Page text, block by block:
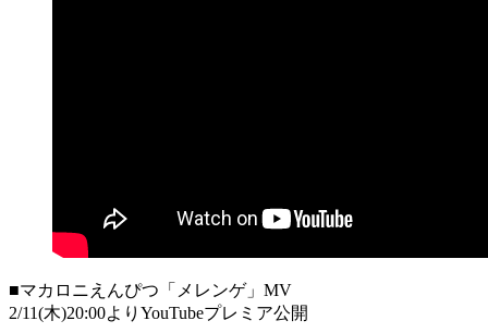
■マカロニえんぴつ「メレンゲ」MV
2/11(木)20:00よりYouTubeプレミア公開